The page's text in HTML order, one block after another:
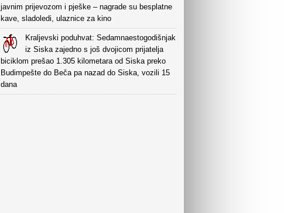
javnim prijevozom i pješke – nagrade su besplatne
kave, sladoledi, ulaznice za kino
Kraljevski poduhvat: Sedamnaestogodišnjak
iz Siska zajedno s još dvojicom prijatelja
biciklom prešao 1.305 kilometara od Siska preko
Budimpešte do Beča pa nazad do Siska, vozili 15
dana